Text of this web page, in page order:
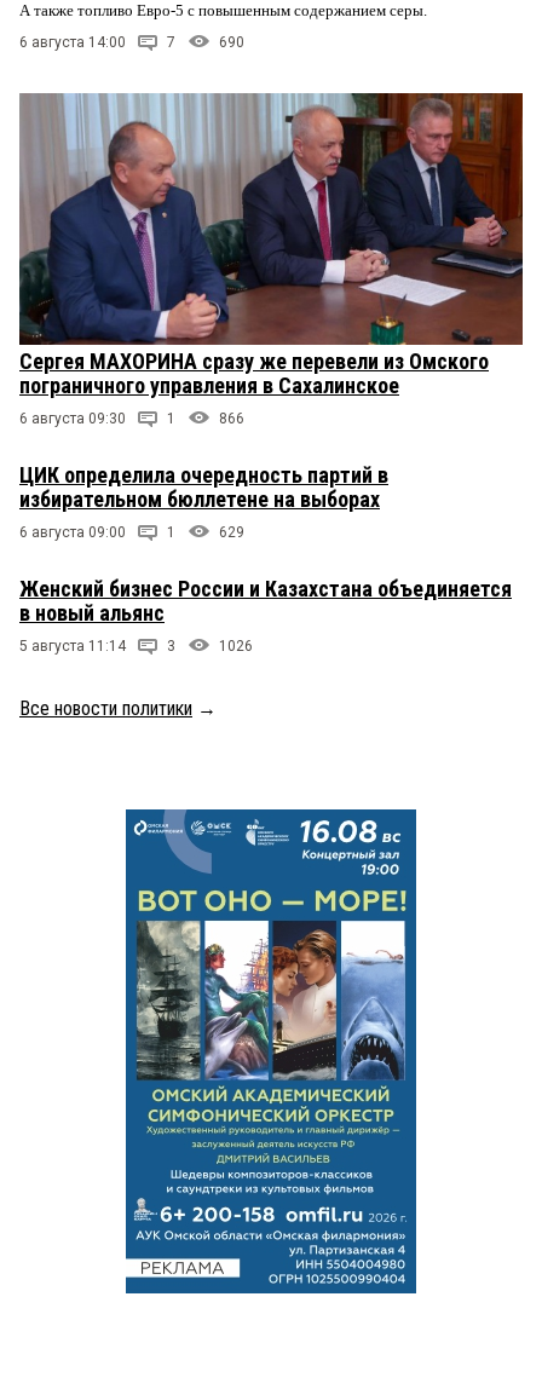
А также топливо Евро-5 с повышенным содержанием серы.
6 августа 14:00 7 690
Сергея МАХОРИНА сразу же перевели из Омского
пограничного управления в Сахалинское
6 августа 09:30 1 866
ЦИК определила очередность партий в
избирательном бюллетене на выборах
6 августа 09:00 1 629
Женский бизнес России и Казахстана объединяется
в новый альянс
5 августа 11:14 3 1026
Все новости политики →